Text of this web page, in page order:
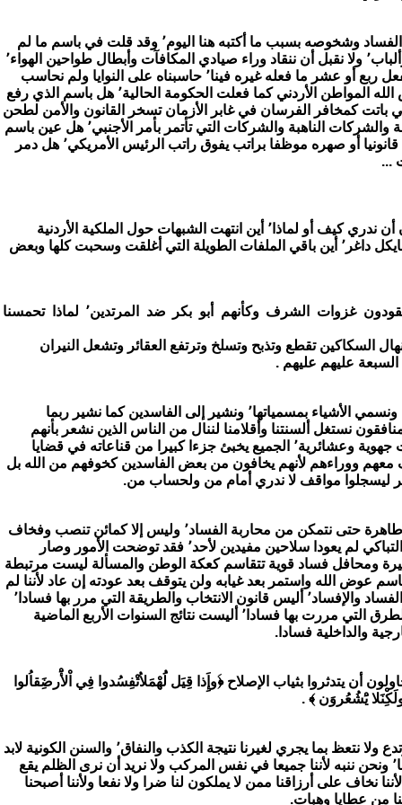
بسبب ما أكتبه هنا اليوم٬ وقد قلت في باسم ما لم
غيره فينا٬ حاسبناه على النوايا ولم نحاسب
باتت كمخافر الفرسان في غابر الأزمان تسخر القانون والأمن لطحن
الناهبة والشركات التي تأتمر بأمر الأجنبي٬ هل عين باسم
أو صهره موظفا براتب يفوق راتب الرئيس الأمريكي٬ هل دمر
...
الشبهات حول الملكية الأردنية
أصحابها صاروا يهجمون ويهاجمون ويقودون غزوات الشرف وكأنهم أبو بكر ضد المرتدين٬ لماذا تحمسنا
السكاكين تقطع وتذبح وتسلخ وترتفع العقائر وتشعل النيران
السبعة عليهم عليهم .
كبيرا من قناعاته في قضايا
ووراءهم لأنهم يخافون من بعض الفاسدين كخوفهم من الله بل
من محاربة الفساد٬ وليس إلا كمائن تنصب وفخاف
ومحافل فساد قوية تتقاسم كعكة الوطن والمسألة ليست مرتبطة
والطريقة التي مرر بها فسادا٬
أليست نتائج السنوات الأربع الماضية
أن يتدثروا بثياب الإصلاح ﴿َوإَِذا قِيَل لَُهْمَلاُتْفِسُدوا فِي اْلأَْرضَِقاُلوا
يَْشُعُروَن ﴾ .
بما يجري لغيرنا نتيجة الكذب والنفاق٬ والسنن الكونية لابد
نخاف على أرزاقنا ممن لا يملكون لنا ضرا ولا نفعا ولأننا أصبحنا
من عطايا وهبات.